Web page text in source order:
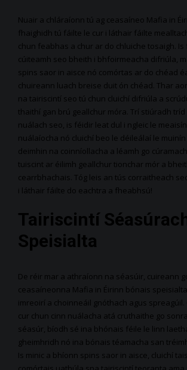
Nuair a chláraíonn tú ag ceasaíneo Mafia in
fhaighidh tú fáilte le cur i láthair fáilte
chun feabhas a chur ar do chluiche tosaigh.
cúiteamh seo bheith i bhfoirmeacha difriúla,
spins saor in aisce nó comórtas ar do chéad
chuireann luach breise duit ón chéad. Thar
na tairiscintí seo tú chun cluichí difriúla a
thaithí gan brú geallchur móra. Trí stiúradh
nuálach seo, is féidir leat dul i ngleic le
nuálaíocha nó cluichí beo le déileálaí le muinín
deimhin na coinníollacha a léamh go
tuiscint ar éilimh geallchur tionchar mór a
cearrbhachais. Tóg leis an tús corraitheach
i láthair fáilte do eachtra a fheabhsú!
Tairiscintí
Speisialta
De réir mar a athraíonn na séasúir, cuireann
ceasaíneonna Mafia in Éirinn bónais
imreoirí a choinneáil gnóthach agus
cur chun cinn nuálacha atá cruthaithe go
séasúr, bíodh sé ina bhónais féile le linn
gheimhridh nó ina bónais téamacha san
Is minic a bhíonn spins saor in aisce, cluichí